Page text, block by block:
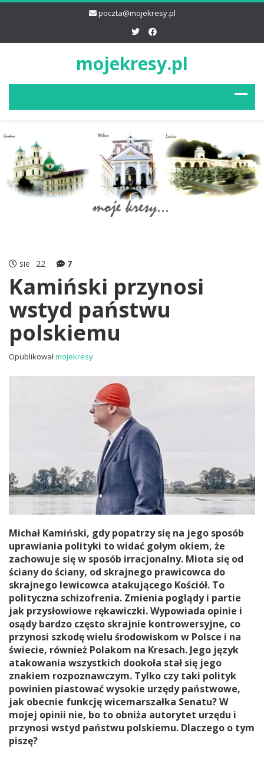
poczta@mojekresy.pl
mojekresy.pl
sie 22 7
Kamiński przynosi
wstyd państwu
polskiemu
Opublikowałmojekresy
Michał Kamiński, gdy popatrzy się na jego sposób
uprawiania polityki to widać gołym okiem, że
zachowuje się w sposób irracjonalny. Miota się od
ściany do ściany, od skrajnego prawicowca do
skrajnego lewicowca atakującego Kościół. To
polityczna schizofrenia. Zmienia poglądy i partie
jak przysłowiowe rękawiczki. Wypowiada opinie i
osądy bardzo często skrajnie kontrowersyjne, co
przynosi szkodę wielu środowiskom w Polsce i na
świecie, również Polakom na Kresach. Jego język
atakowania wszystkich dookoła stał się jego
znakiem rozpoznawczym. Tylko czy taki polityk
powinien piastować wysokie urzędy państwowe,
jak obecnie funkcję wicemarszałka Senatu? W
mojej opinii nie, bo to obniża autorytet urzędu i
przynosi wstyd państwu polskiemu. Dlaczego o tym
piszę?